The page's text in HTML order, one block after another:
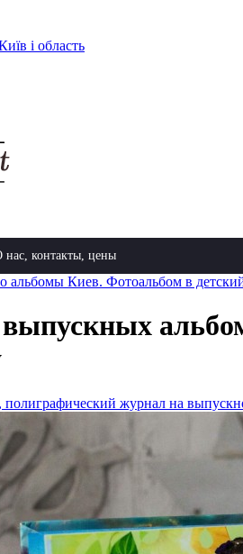
і область
нас, контакты, цены
альбомы Киев. Фотоальбом в
журнал на